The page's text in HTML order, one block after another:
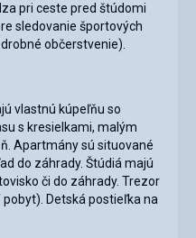
pri ceste pred štúdomi
sledovanie športových
občerstvenie).
vlastnú kúpeľňu so
s kresielkami, malým
Apartmány sú situované
do záhrady. Štúdiá majú
či do záhrady. Trezor
Detská postieľka na